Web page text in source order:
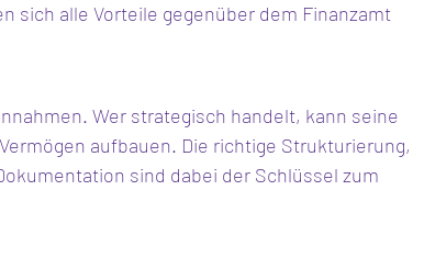
sich alle Vorteile gegenüber dem Finanzamt
Wer strategisch handelt, kann seine
aufbauen. Die richtige Strukturierung,
sind dabei der Schlüssel zum